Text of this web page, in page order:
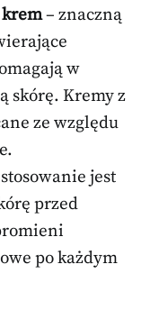
– znaczną
w
skórę. Kremy z
ze względu
jest
przed
po każdym